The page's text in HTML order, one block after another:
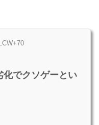
化でクソゲーとい